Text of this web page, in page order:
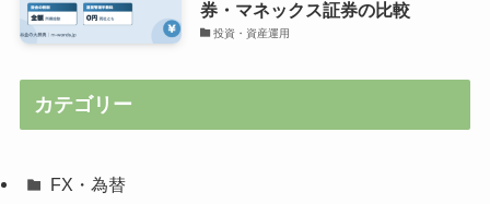
券・マネックス証券の比較
投資・資産運用
カテゴリー
FX・為替